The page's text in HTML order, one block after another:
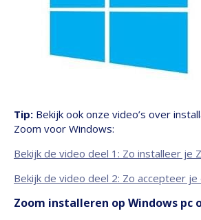
Tip: Bekijk ook onze video’s over
Zoom voor Windows:
Bekijk de video deel 1: Zo installeer je
Bekijk de video deel 2: Zo accepteer
Zoom installeren op Windows pc